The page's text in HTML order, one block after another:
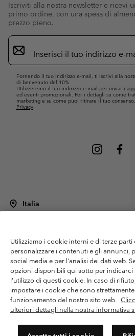
Iscriviti alla nostra newsletter e ricevi
primo ordine, con una spesa di
prezzo pieno.
Iscrizione
e-
mail
Fornendo il tuo indirizzo e-mail, ti iscrivi alla
di benvenuto del 10%.
Utilizzeremo il tuo indirizzo e-mail per inviarti
ed eventi promozionali. Per i dettagli su come
marketing e su come puoi ritirare il tuo
Privacy.
Italia
Termini di utilizzo
Condizioni Generali di
Politica sulla privacy
Termini e condizioni del programma di
Condizioni di utilizzo dei contenuti generati
Cookies
Public CBCR
Servizio clienti: Lun. - ven. 9:00 - 13:00 &
Utilizziamo i cookie interni e di terze
personalizzare i contenuti e gli annunci,
social media e per l'analisi dei dati web.
opzioni disponibili qui sotto per indicarci
l'utilizzo di questi cookie. In caso di
impostare i cookie che sono
funzionamento del nostro sito web.
ulteriori dettagli nella nostra informativa
Seleziona il paese di
Shopping